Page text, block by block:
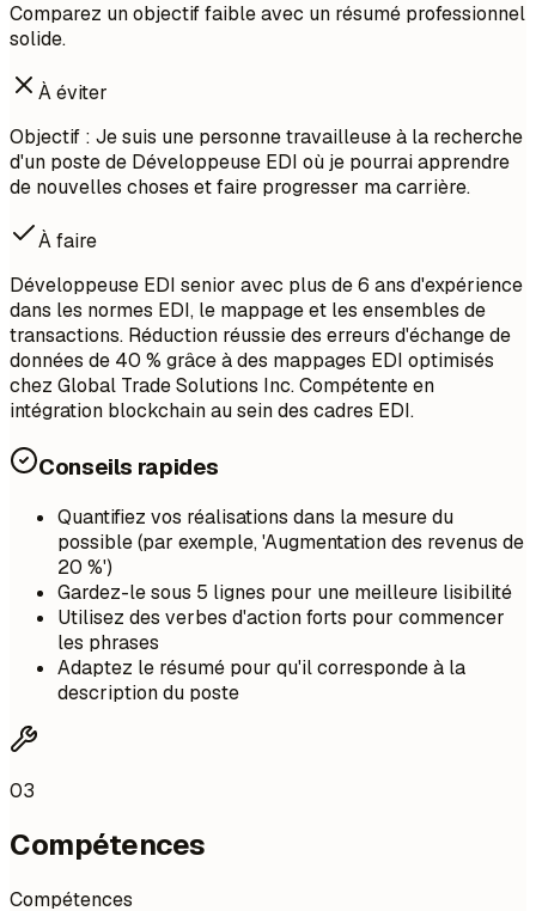
Comparez un objectif faible avec un résumé professionnel
solide.
À éviter
Objectif : Je suis une personne travailleuse à la recherche
d'un poste de Développeuse EDI où je pourrai apprendre
de nouvelles choses et faire progresser ma carrière.
À faire
Développeuse EDI senior avec plus de 6 ans d'expérience
dans les normes EDI, le mappage et les ensembles de
transactions. Réduction réussie des erreurs d'échange de
données de 40 % grâce à des mappages EDI optimisés
chez Global Trade Solutions Inc. Compétente en
intégration blockchain au sein des cadres EDI.
Conseils rapides
Quantifiez vos réalisations dans la mesure du
possible (par exemple, 'Augmentation des revenus de
20 %')
Gardez-le sous 5 lignes pour une meilleure lisibilité
Utilisez des verbes d'action forts pour commencer
les phrases
Adaptez le résumé pour qu'il corresponde à la
description du poste
03
Compétences
Compétences